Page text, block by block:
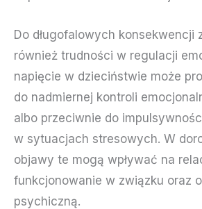
Do długofalowych konsekwencji
również trudności w regulacji
napięcie w dzieciństwie może
do nadmiernej kontroli
albo przeciwnie do
w sytuacjach stresowych. W
objawy te mogą wpływać na
funkcjonowanie w związku oraz
psychiczną.